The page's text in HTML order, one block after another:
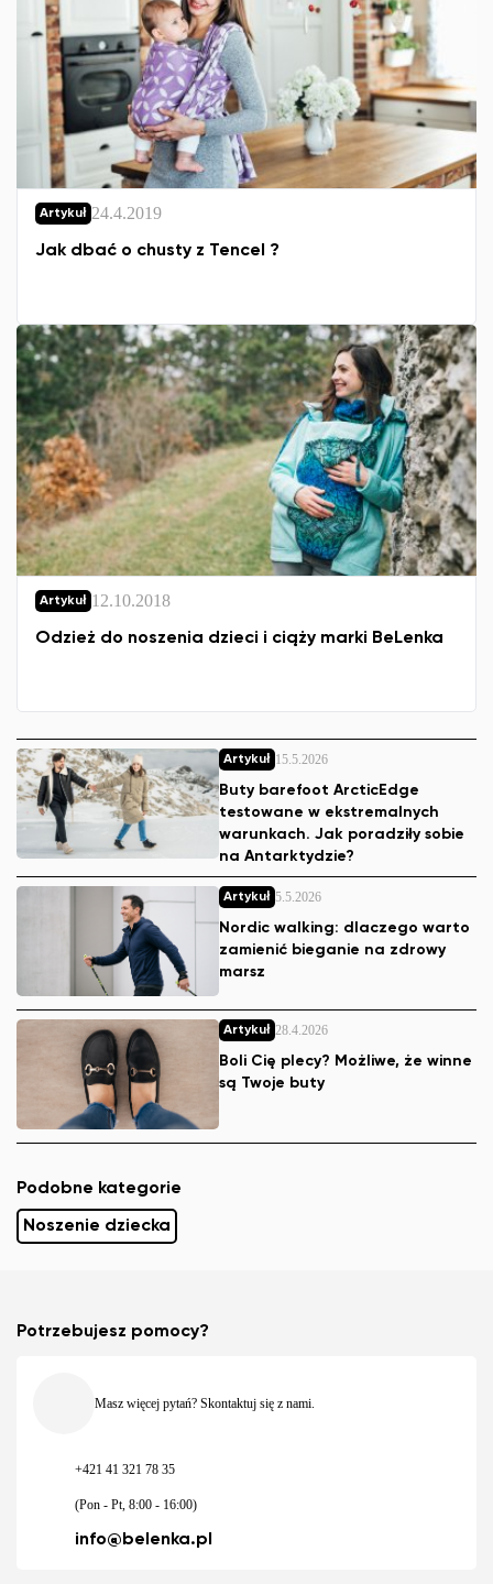
Artykuł 24.4.2019
Jak dbać o chusty z Tencel ?
Artykuł 12.10.2018
Odzież do noszenia dzieci i ciąży marki BeLenka
Artykuł 15.5.2026
Buty barefoot ArcticEdge
testowane w ekstremalnych
warunkach. Jak poradziły sobie
na Antarktydzie?
Artykuł 5.5.2026
Nordic walking: dlaczego warto
zamienić bieganie na zdrowy
marsz
Artykuł 28.4.2026
Boli Cię plecy? Możliwe, że winne
są Twoje buty
Podobne kategorie
Noszenie dziecka
Potrzebujesz pomocy?
Masz więcej pytań? Skontaktuj się z nami.
+421 41 321 78 35
(Pon - Pt, 8:00 - 16:00)
info@belenka.pl